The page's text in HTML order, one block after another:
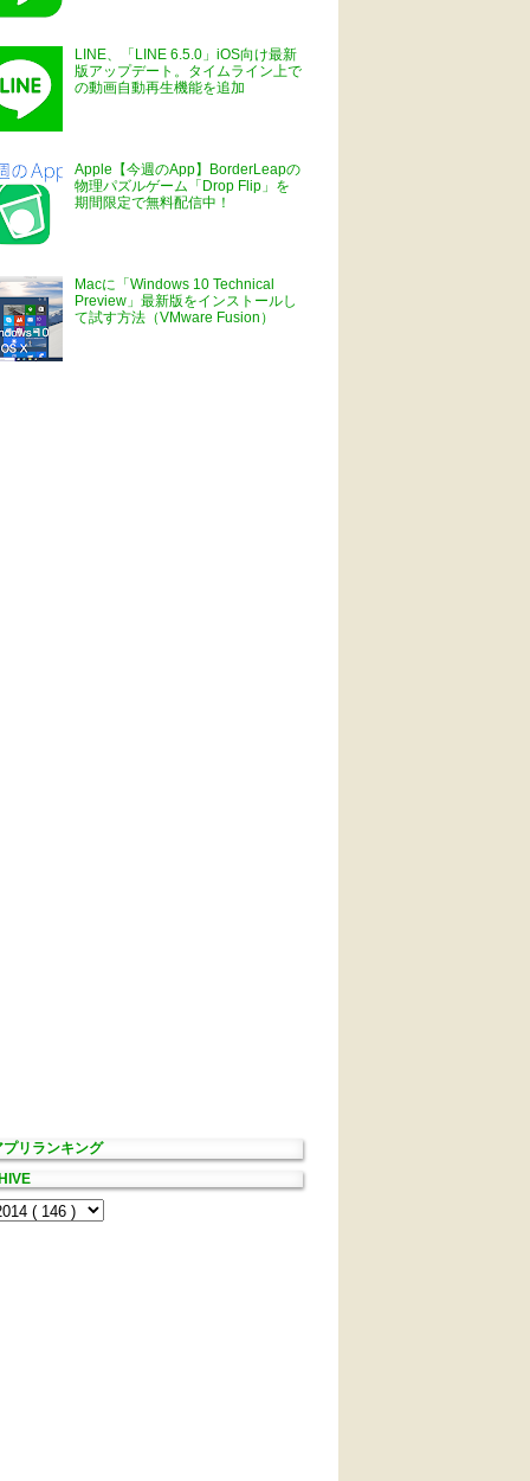
LINE、「LINE 6.5.0」iOS向け最新
版アップデート。タイムライン上で
の動画自動再生機能を追加
Apple【今週のApp】BorderLeapの
物理パズルゲーム「Drop Flip」を
期間限定で無料配信中！
Macに「Windows 10 Technical
Preview」最新版をインストールし
て試す方法（VMware Fusion）
プリランキング